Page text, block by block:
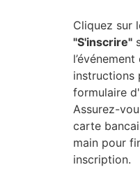
Cliquez sur
"S'inscrire"
instructions
formulaire
Assurez-
carte
main pour
inscription.